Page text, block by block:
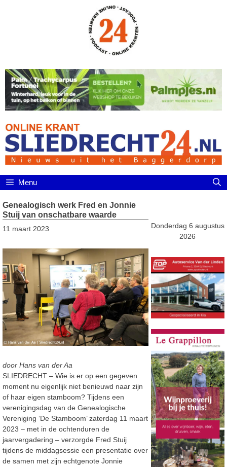
Menu
Genealogisch werk Fred en Jonnie
Stuij van onschatbare waarde
11 maart 2023
door Hans van der Aa
SLIEDRECHT – Wie is er op een gegeven
moment nu eigenlijk niet benieuwd naar zijn
of haar eigen stamboom? Tijdens een
verenigingsdag van de Genealogische
Vereniging ‘De Stamboom’ zaterdag 11 maart
2023 – met in de ochtenduren de
jaarvergadering – verzorgde Fred Stuij
tijdens de middagsessie een presentatie over
de samen met zijn echtgenote Jonnie
Donderdag 6 augustus
2026